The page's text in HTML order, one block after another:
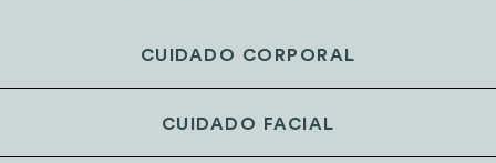
CUIDADO CORPORAL
CUIDADO FACIAL